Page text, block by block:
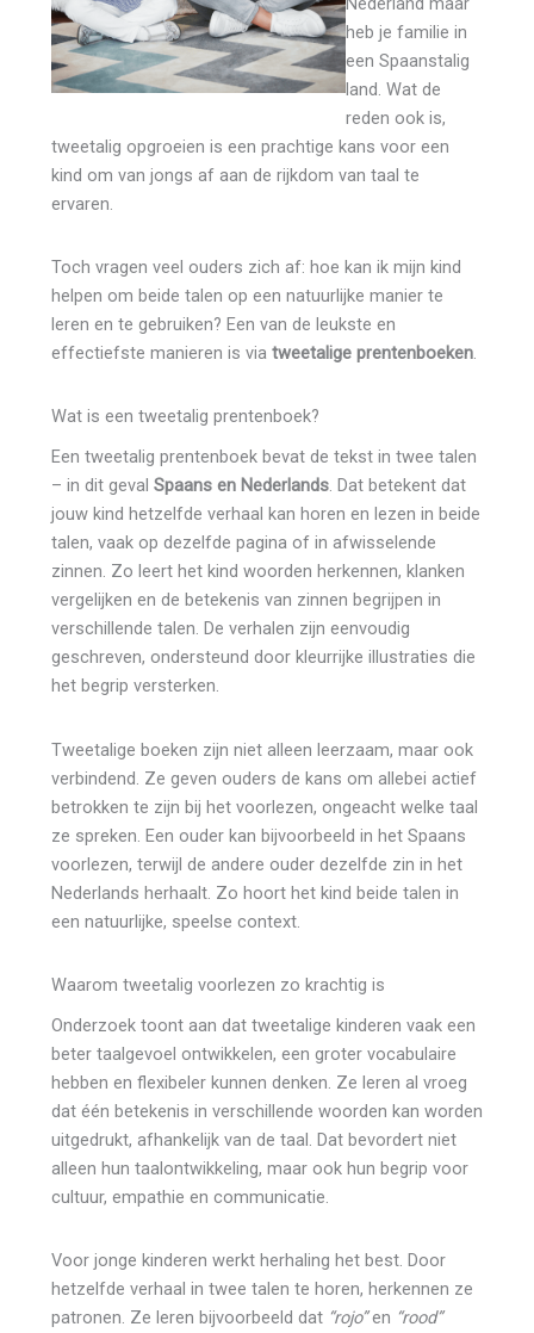
heb je familie in
een Spaanstalig
land. Wat de
reden ook is,
tweetalig opgroeien is een prachtige kans voor een
kind om van jongs af aan de rijkdom van taal te
ervaren.
Toch vragen veel ouders zich af: hoe kan ik mijn kind
helpen om beide talen op een natuurlijke manier te
leren en te gebruiken? Een van de leukste en
effectiefste manieren is via tweetalige prentenboeken.
Wat is een tweetalig prentenboek?
Een tweetalig prentenboek bevat de tekst in twee talen
– in dit geval Spaans en Nederlands. Dat betekent dat
jouw kind hetzelfde verhaal kan horen en lezen in beide
talen, vaak op dezelfde pagina of in afwisselende
zinnen. Zo leert het kind woorden herkennen, klanken
vergelijken en de betekenis van zinnen begrijpen in
verschillende talen. De verhalen zijn eenvoudig
geschreven, ondersteund door kleurrijke illustraties die
het begrip versterken.
Tweetalige boeken zijn niet alleen leerzaam, maar ook
verbindend. Ze geven ouders de kans om allebei actief
betrokken te zijn bij het voorlezen, ongeacht welke taal
ze spreken. Een ouder kan bijvoorbeeld in het Spaans
voorlezen, terwijl de andere ouder dezelfde zin in het
Nederlands herhaalt. Zo hoort het kind beide talen in
een natuurlijke, speelse context.
Waarom tweetalig voorlezen zo krachtig is
Onderzoek toont aan dat tweetalige kinderen vaak een
beter taalgevoel ontwikkelen, een groter vocabulaire
hebben en flexibeler kunnen denken. Ze leren al vroeg
dat één betekenis in verschillende woorden kan worden
uitgedrukt, afhankelijk van de taal. Dat bevordert niet
alleen hun taalontwikkeling, maar ook hun begrip voor
cultuur, empathie en communicatie.
Voor jonge kinderen werkt herhaling het best. Door
hetzelfde verhaal in twee talen te horen, herkennen ze
patronen. Ze leren bijvoorbeeld dat “rojo”en “rood”